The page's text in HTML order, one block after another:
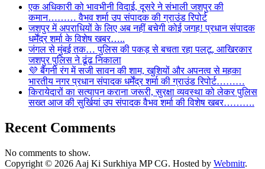
एक अधिकारी को भावभीनी विदाई, दूसरे ने संभाली जशपुर की
कमान……… वैभव शर्मा उप संपादक की ग्राउंड रिपोर्ट
जशपुर में अपराधियों के लिए अब नहीं बचेगी कोई जगह! प्रधान संपादक
धर्मेंद्र शर्मा के विशेष खबर…..
जंगल से मुंबई तक… पुलिस की पकड़ से बचता रहा पलटू, आखिरकार
जशपुर पुलिस ने ढूंढ निकाला
💜 बैंगनी रंग में सजी सावन की शाम, खुशियों और अपनत्व से महका
भारतीय नगर प्रधान संपादक धर्मेंद्र शर्मा की ग्राउंड रिपोर्ट………
किरायेदारों का सत्यापन कराना जरूरी, सुरक्षा व्यवस्था को लेकर पुलिस
सख्त आज की सुर्खियां उप संपादक वैभव शर्मा की विशेष खबर……….
Recent Comments
No comments to show.
Copyright © 2026 Aaj Ki Surkhiya MP CG. Hosted by Webmitr.